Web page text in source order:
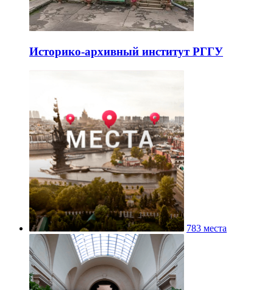
Историко-архивный институт РГГУ
783 места